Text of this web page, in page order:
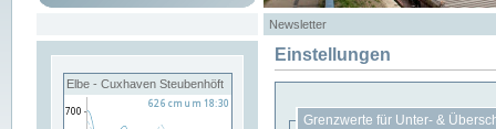
Newsletter
Elbe - Cuxhaven Steubenhöft
Einstellungen
Grenzwerte für Unter- &